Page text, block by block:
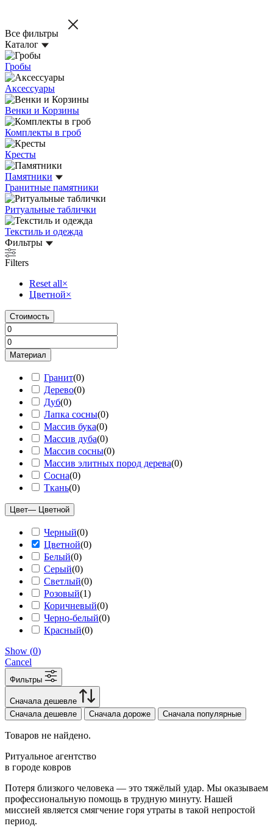
Все фильтры
Каталог
Гробы
Аксессуары
Венки и Корзины
Комплекты в гроб
Кресты
Памятники
Гранитные памятники
Ритуальные таблички
Текстиль и одежда
Фильтры
Filters
Reset all×
Цветной×
Стоимость
Материал
Гранит(0)
Дерево(0)
Дуб(0)
Лапка сосны(0)
Массив бука(0)
Массив дуба(0)
Массив сосны(0)
Массив элитных пород дерева(0)
Сосна(0)
Ткань(0)
Цвет— Цветной
Черный(0)
Цветной(0)
Белый(0)
Серый(0)
Светлый(0)
Розовый(1)
Коричневый(0)
Черно-белый(0)
Красный(0)
Show (0)
Cancel
Фильтры
Сначала дешевле
Сначала дешевле
Сначала дороже Сначала популярные
Товаров не найдено.
Ритуальное агентство
в городе ковров
Потеря близкого человека — это тяжёлый удар. Мы оказываем
профессиональную помощь в трудную минуту. Нашей
миссией является смягчение горя утраты в такой непростой
период.